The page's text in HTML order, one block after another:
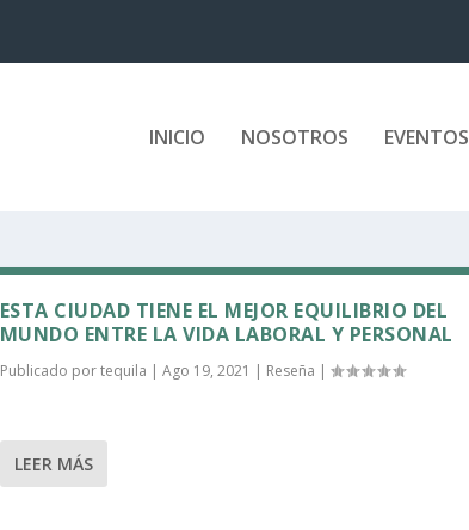
INICIO NOSOTROS EVENTOS
ESTA CIUDAD TIENE EL MEJOR EQUILIBRIO DEL
MUNDO ENTRE LA VIDA LABORAL Y PERSONAL
Publicado portequila | Ago 19, 2021 | Reseña |
LEER MÁS